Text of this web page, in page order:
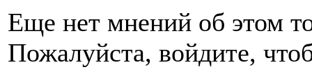
Еще нет мнений об этом
Пожалуйста, войдите,